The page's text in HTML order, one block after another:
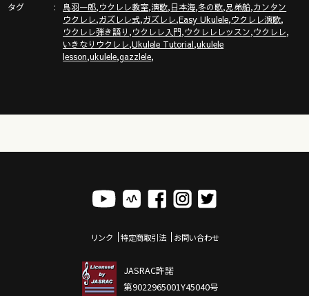
タグ 鳥羽一郎,ウクレレ教室,演歌,日本海,冬の歌,兄弟船,カンタン
ウクレレ,ガズレレ式,ガズレレ,Easy Ukulele,ウクレレ演歌,
ウクレレ弾き語り ,ウクレレ入門,ウクレレレッスン,ウクレレ,
いきなりウクレレ,Ukulele Tutorial,ukulele
lesson,ukulele,gazzlele,
リンク 特定商取引法 お問い合わせ
JASRAC許諾
第9022965001Y45040号